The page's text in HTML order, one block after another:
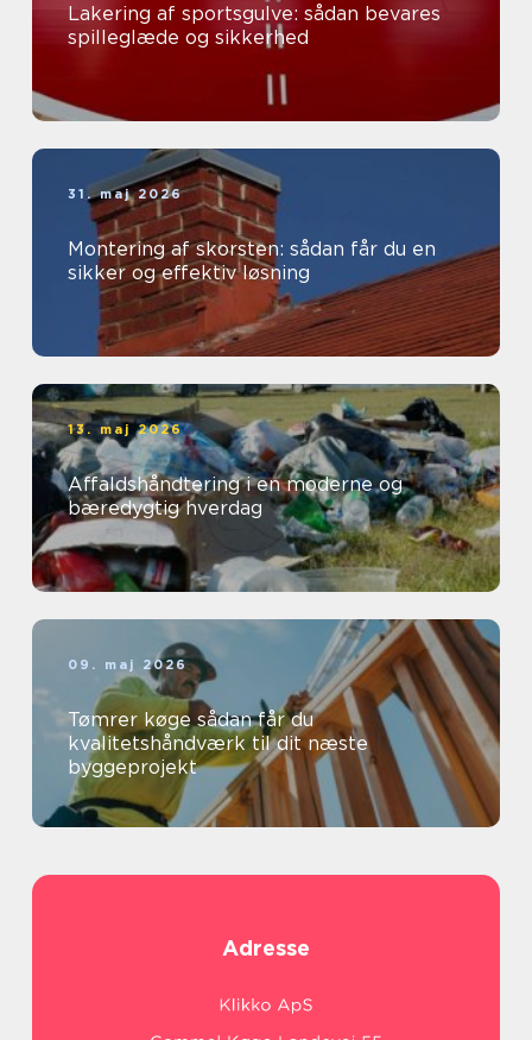
Lakering af sportsgulve: sådan bevares
spilleglæde og sikkerhed
31. maj 2026
Montering af skorsten: sådan får du en
sikker og effektiv løsning
13. maj 2026
Affaldshåndtering i en moderne og
bæredygtig hverdag
09. maj 2026
Tømrer køge sådan får du
kvalitetshåndværk til dit næste
byggeprojekt
Adresse